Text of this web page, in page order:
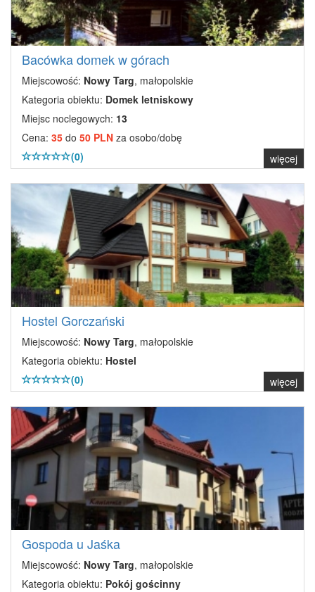
Bacówka domek w górach
Miejscowość: Nowy Targ, małopolskie
Kategoria obiektu: Domek letniskowy
Miejsc noclegowych: 13
Cena: 35 do 50 PLN za osobo/dobę
(0)
więcej
Hostel Gorczański
Miejscowość: Nowy Targ, małopolskie
Kategoria obiektu: Hostel
(0)
więcej
Gospoda u Jaśka
Miejscowość: Nowy Targ, małopolskie
Kategoria obiektu: Pokój gościnny